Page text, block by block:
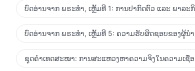
ເສື່ອມຊາມຂອງເທວະທູດນັ້ນບໍ? ມວນມະນຸດເປັນດັ່ງທຸກ
ພາລະກິດແຕ່ລະຂັ້ນຕອນນີ້ ແມ່ນບໍ່ໄດ້ເປັນຮູບປະທໍາ ແລ
ເພື່ອຜົນປະໂຫຍດໃດໜຶ່ງ, ແຕ່ຜູ້ຄົນບໍ່ສາມາດເຂົ້າໃຈເຖິງ
ສັບພະສິ່ງທັງໝົດ, ແລ້ວຍັງສ້າງຊາຕານອີກ? ໃນເມື່ອ ພ
ພຣະອົງຈຶ່ງສ້າງຊາຕານ? ໂດຍການສ້າງຊາຕານ, ພຣະອົ
ບົດອ່ານຈາກ ພຣະທຳ, ເຫຼັ້ມທີ 1: ການປາກົດຕົວ ແລະ ພາລະ
ບົດອ່ານຈາກ ພຣະທຳ, ເຫຼັ້ມທີ 5: ຄວາມຮັບຜິດຊອບຂອງຜູ້ນໍ
ຊຸດຄຳເທດສະໜາ: ການສະແຫວງຫາຄວາມຈິງໃນຄວາມເຊື່ອ